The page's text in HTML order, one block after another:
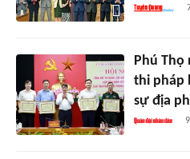
Phú Thọ
thi pháp
sự địa